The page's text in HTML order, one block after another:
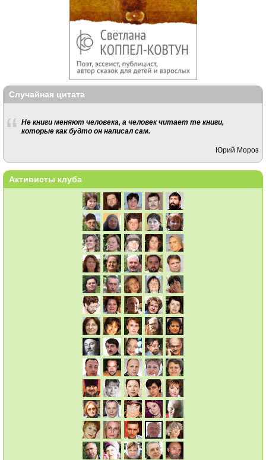
Случайная цитата
Не книги меняют человека, а человек читает те книги,
которые как будто он написал сам.
Юрий Мороз
Активисты клуба